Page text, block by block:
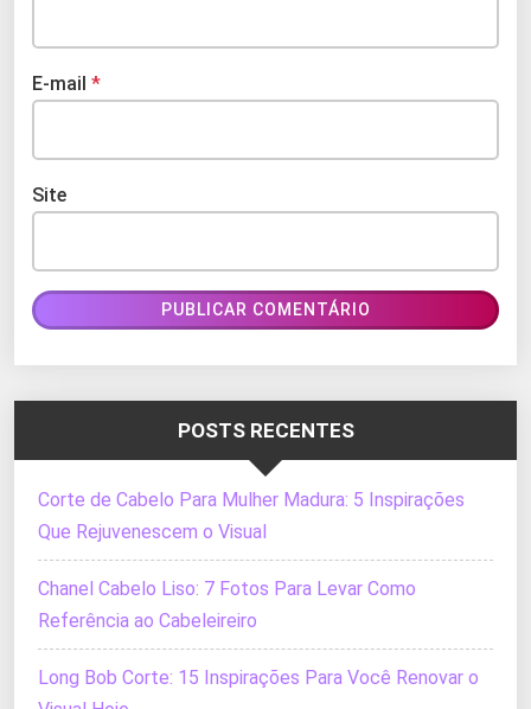
E-mail *
Site
POSTS RECENTES
Corte de Cabelo Para Mulher Madura: 5 Inspirações
Que Rejuvenescem o Visual
Chanel Cabelo Liso: 7 Fotos Para Levar Como
Referência ao Cabeleireiro
Long Bob Corte: 15 Inspirações Para Você Renovar o